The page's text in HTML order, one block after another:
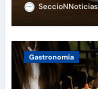
SeccioNNoticias
Gastronomía